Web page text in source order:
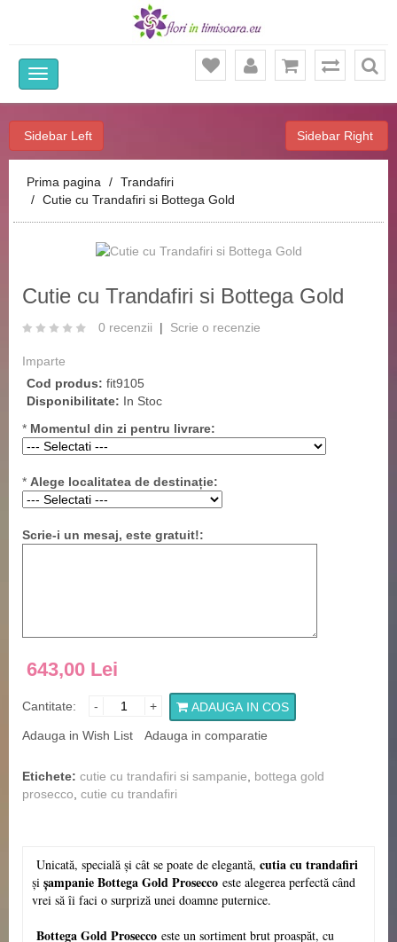
Sidebar Left Sidebar Right
Prima pagina
Trandafiri
Cutie cu Trandafiri si Bottega Gold
‹
Cutie cu Trandafiri si Bottega Gold
0 recenzii | Scrie o recenzie
Imparte
Cod produs: fit9105
Disponibilitate: In Stoc
* Momentul din zi pentru livrare:
* Alege localitatea de destinație:
Scrie-i un mesaj, este gratuit!:
643,00 Lei
Cantitate: - +
ADAUGA IN COS
Adauga in Wish List
Adauga in comparatie
Etichete: cutie cu trandafiri si sampanie
bottega gold
prosecco cutie cu trandafiri
Unicată, specială și cât se poate de elegantă, cutia cu trandafiri
și șampanie Bottega GoldProsecco este alegerea perfectă când
vrei să îi faci o surpriză unei doamne puternice.
Bottega GoldProsecco este un sortiment brut proaspăt, cu